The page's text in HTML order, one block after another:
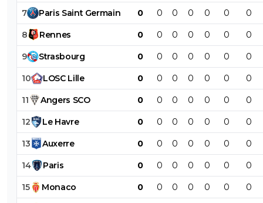
7 Paris Saint Germain 0 0 0 0 0 0 0
8 Rennes 0 0 0 0 0 0 0
9 Strasbourg 0 0 0 0 0 0 0
10 LOSC Lille 0 0 0 0 0 0 0
11 Angers SCO 0 0 0 0 0 0 0
12 Le Havre 0 0 0 0 0 0 0
13 Auxerre 0 0 0 0 0 0 0
14 Paris 0 0 0 0 0 0 0
15 Monaco 0 0 0 0 0 0 0